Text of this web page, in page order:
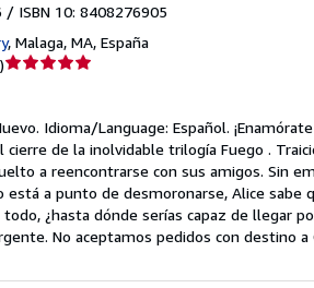
/ ISBN 10: 8408276905
, Malaga, MA, España
)Calificación
5
de
5
estrellas
Idioma/Language: Español.
cierre de la inolvidable trilogía Fuego .
a reencontrarse con sus amigos. Sin
a punto de desmoronarse, Alice sabe
¿hasta dónde serías capaz de llegar
No aceptamos pedidos con destino a